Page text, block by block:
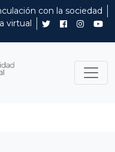
con la sociedad
virtual